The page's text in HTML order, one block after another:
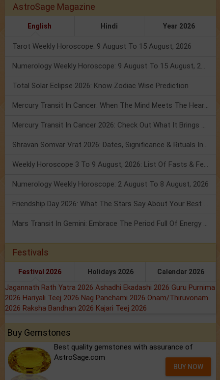
AstroSage Magazine
English Hindi Year 2026
Tarot Weekly Horoscope: 9 August To 15 August, 2026
Numerology Weekly Horoscope: 9 August To 15 August, 2026
Total Solar Eclipse 2026: Know Zodiac Wise Prediction
Mercury Transit In Cancer: When The Mind Meets The Heart!
Mercury Transit In Cancer 2026: Check Out What It Brings For You
Shravan Somvar Vrat 2026: Dates, Significance & Rituals In August
Weekly Horoscope 3 To 9 August, 2026: List Of Fasts & Festivals
Numerology Weekly Horoscope: 2 August To 8 August, 2026
Friendship Day 2026: What The Stars Say About Your Best Friend!
Mars Transit In Gemini: Embrace The Period Full Of Energy & Intelligence
Festivals
Festival 2026 Holidays 2026 Calendar 2026
Jagannath Rath Yatra 2026 Ashadhi Ekadashi 2026 Guru Purnima
2026 Hariyali Teej 2026 Nag Panchami 2026 Onam/Thiruvonam
2026 Raksha Bandhan 2026 Kajari Teej 2026
Buy Gemstones
Best quality gemstones with assurance of
AstroSage.com
BUY NOW